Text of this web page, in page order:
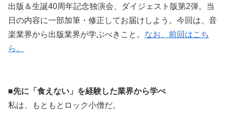
出版＆生誕40周年記念独演会、ダイジェスト版第2弾。当
日の内容に一部加筆・修正してお届けしよう。今回は、音
楽業界から出版業界が学ぶべきこと。 なお、前回はこち
ら。
■先に「食えない」を経験した業界から学べ
私は、もともとロック小僧だ。